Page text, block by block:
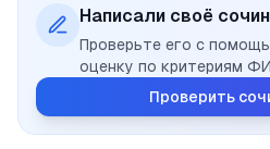
Написали своё
Проверьте его с
оценку по критериям
Проверить